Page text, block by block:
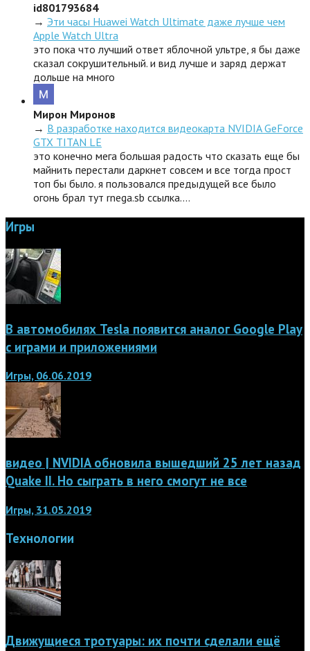
id801793684
→ Эти часы Huawei Watch Ultimate даже лучше чем
Apple Watch Ultra
это пока что лучший ответ яблочной ультре, я бы даже
сказал сокрушительный. и вид лучше и заряд держат
дольше на много
Мирон Миронов
→ В разработке находится видеокарта NVIDIA GeForce
GTX TITAN LE
это конечно мега большая радость что сказать еще бы
майнить перестали даркнет совсем и все тогда прост
топ бы было. я пользовался предыдущей все было
огонь брал тут rnega.sb ссылка.…
Игры
В автомобилях Tesla появится аналог Google Play
с играми и приложениями
Игры, 06.06.2019
видео | NVIDIA обновила вышедший 25 лет назад
Quake II. Но сыграть в него смогут не все
Игры, 31.05.2019
Технологии
Движущиеся тротуары: их почти сделали ещё